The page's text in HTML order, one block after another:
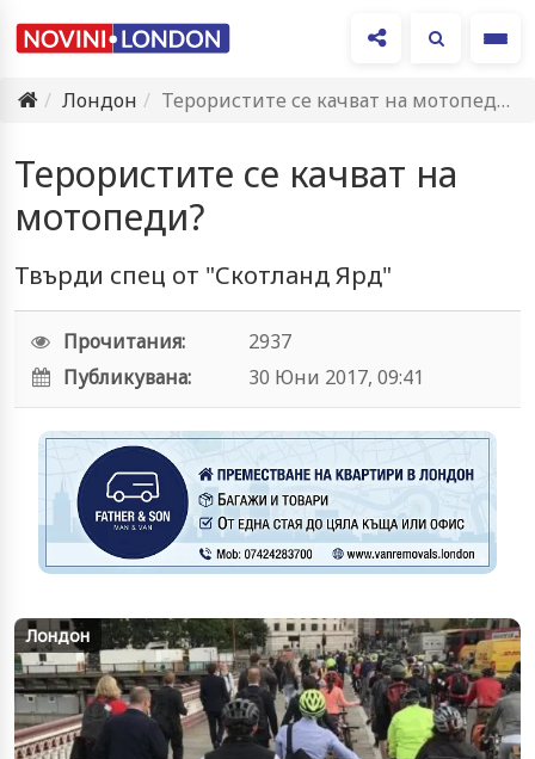
Лондон
Терористите се качват на мотопеди?
Терористите се качват на
мотопеди?
Твърди спец от "Скотланд Ярд"
Прочитания:
2937
Публикувана:
30 Юни 2017, 09:41
Лондон